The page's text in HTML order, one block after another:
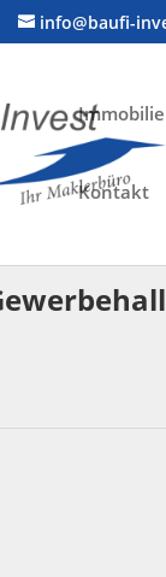
info@baufi-
Kontakt